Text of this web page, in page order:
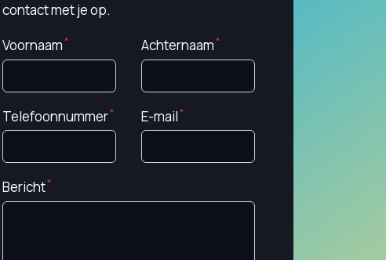
contact met je op.
Voornaam
Achternaam
Telefoonnummer E-mail
Bericht